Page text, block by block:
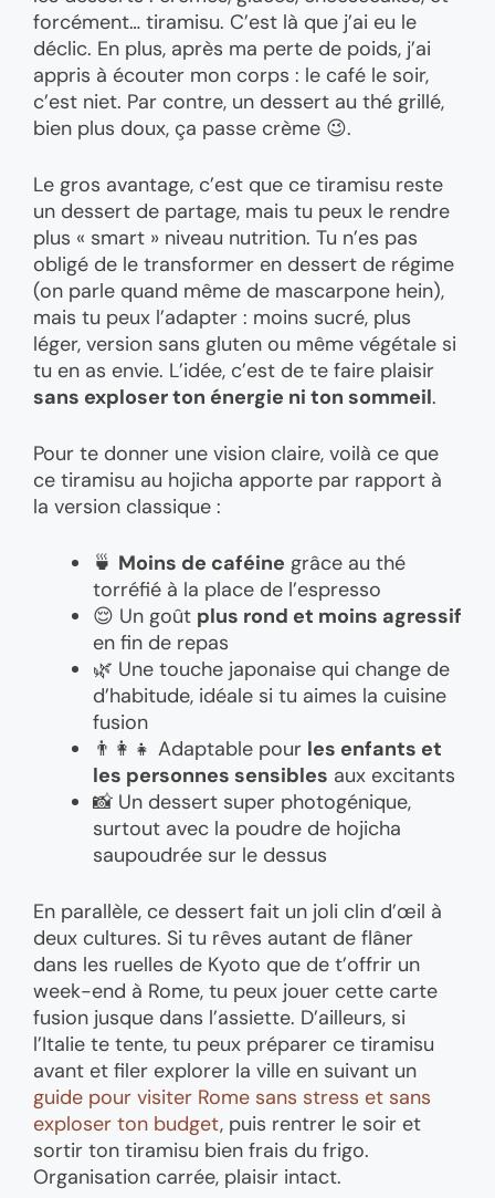
forcément… tiramisu. C’est là que j’ai eu le
déclic. En plus, après ma perte de poids, j’ai
appris à écouter mon corps : le café le soir,
c’est niet. Par contre, un dessert au thé grillé,
bien plus doux, ça passe crème 😉.
Le gros avantage, c’est que ce tiramisu reste
un dessert de partage, mais tu peux le rendre
plus « smart » niveau nutrition. Tu n’es pas
obligé de le transformer en dessert de régime
(on parle quand même de mascarpone hein),
mais tu peux l’adapter : moins sucré, plus
léger, version sans gluten ou même végétale si
tu en as envie. L’idée, c’est de te faire plaisir
sans exploser ton énergie ni ton sommeil.
Pour te donner une vision claire, voilà ce que
ce tiramisu au hojicha apporte par rapport à
la version classique :
🍵 Moins de caféine grâce au thé
torréfié à la place de l’espresso
😌 Un goût plus rond et moins agressif
en fin de repas
🌿 Une touche japonaise qui change de
d’habitude, idéale si tu aimes la cuisine
fusion
👨‍👩‍👧 Adaptable pour les enfants et
les personnes sensibles aux excitants
📸 Un dessert super photogénique,
surtout avec la poudre de hojicha
saupoudrée sur le dessus
En parallèle, ce dessert fait un joli clin d’œil à
deux cultures. Si tu rêves autant de flâner
dans les ruelles de Kyoto que de t’offrir un
week-end à Rome, tu peux jouer cette carte
fusion jusque dans l’assiette. D’ailleurs, si
l’Italie te tente, tu peux préparer ce tiramisu
avant et filer explorer la ville en suivant un
guide pour visiter Rome sans stress et sans
exploser ton budget, puis rentrer le soir et
sortir ton tiramisu bien frais du frigo.
Organisation carrée, plaisir intact.